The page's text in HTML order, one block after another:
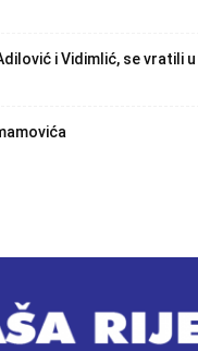
i Vidimlić, se vratili